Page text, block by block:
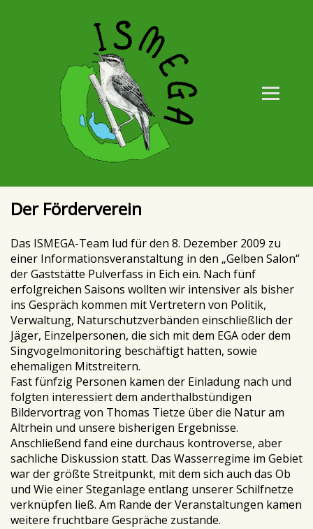
Der Förderverein
Das ISMEGA-Team lud für den 8. Dezember 2009 zu
einer Informationsveranstaltung in den „Gelben Salon“
der Gaststätte Pulverfass in Eich ein. Nach fünf
erfolgreichen Saisons wollten wir intensiver als bisher
ins Gespräch kommen mit Vertretern von Politik,
Verwaltung, Naturschutzverbänden einschließlich der
Jäger, Einzelpersonen, die sich mit dem EGA oder dem
Singvogelmonitoring beschäftigt hatten, sowie
ehemaligen Mitstreitern.
Fast fünfzig Personen kamen der Einladung nach und
folgten interessiert dem anderthalbstündigen
Bildervortrag von Thomas Tietze über die Natur am
Altrhein und unsere bisherigen Ergebnisse.
Anschließend fand eine durchaus kontroverse, aber
sachliche Diskussion statt. Das Wasserregime im Gebiet
war der größte Streitpunkt, mit dem sich auch das Ob
und Wie einer Steganlage entlang unserer Schilfnetze
verknüpfen ließ. Am Rande der Veranstaltungen kamen
weitere fruchtbare Gespräche zustande.